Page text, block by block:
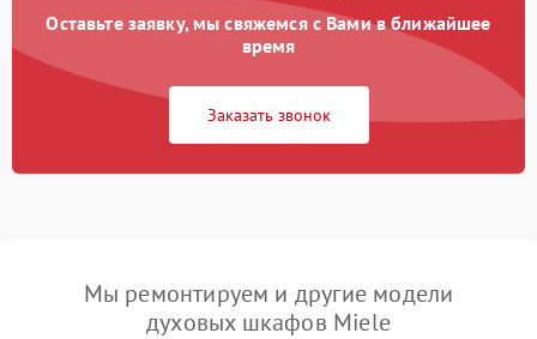
Оставьте заявку, мы свяжемся с Вами в ближайшее
время
Заказать звонок
Мы ремонтируем и другие модели
духовых шкафов Miele